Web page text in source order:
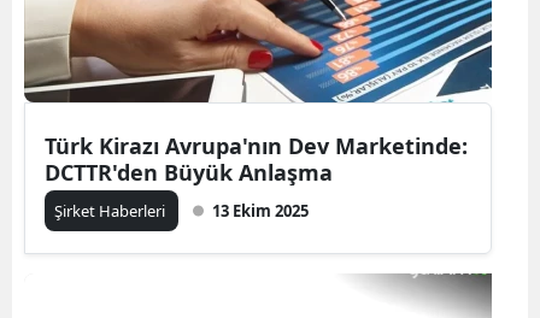
Türk Kirazı Avrupa'nın Dev Marketinde:
DCTTR'den Büyük Anlaşma
Şirket Haberleri 13 Ekim 2025